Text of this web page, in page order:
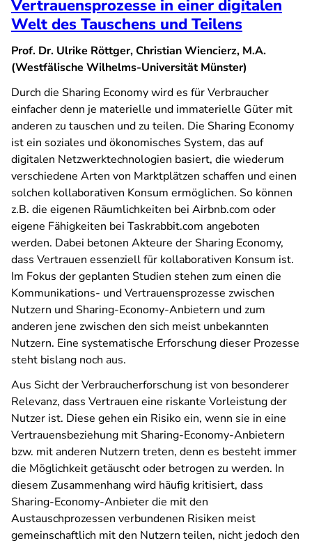
Vertrauensprozesse in einer digitalen
Welt des Tauschens und Teilens
Prof. Dr. Ulrike Röttger, Christian Wiencierz, M.A.
(Westfälische Wilhelms-Universität Münster)
Durch die Sharing Economy wird es für Verbraucher
einfacher denn je materielle und immaterielle Güter mit
anderen zu tauschen und zu teilen. Die Sharing Economy
ist ein soziales und ökonomisches System, das auf
digitalen Netzwerktechnologien basiert, die wiederum
verschiedene Arten von Marktplätzen schaffen und einen
solchen kollaborativen Konsum ermöglichen. So können
z.B. die eigenen Räumlichkeiten bei Airbnb.com oder
eigene Fähigkeiten bei Taskrabbit.com angeboten
werden. Dabei betonen Akteure der Sharing Economy,
dass Vertrauen essenziell für kollaborativen Konsum ist.
Im Fokus der geplanten Studien stehen zum einen die
Kommunikations- und Vertrauensprozesse zwischen
Nutzern und Sharing-Economy-Anbietern und zum
anderen jene zwischen den sich meist unbekannten
Nutzern. Eine systematische Erforschung dieser Prozesse
steht bislang noch aus.
Aus Sicht der Verbraucherforschung ist von besonderer
Relevanz, dass Vertrauen eine riskante Vorleistung der
Nutzer ist. Diese gehen ein Risiko ein, wenn sie in eine
Vertrauensbeziehung mit Sharing-Economy-Anbietern
bzw. mit anderen Nutzern treten, denn es besteht immer
die Möglichkeit getäuscht oder betrogen zu werden. In
diesem Zusammenhang wird häufig kritisiert, dass
Sharing-Economy-Anbieter die mit den
Austauschprozessen verbundenen Risiken meist
gemeinschaftlich mit den Nutzern teilen, nicht jedoch den